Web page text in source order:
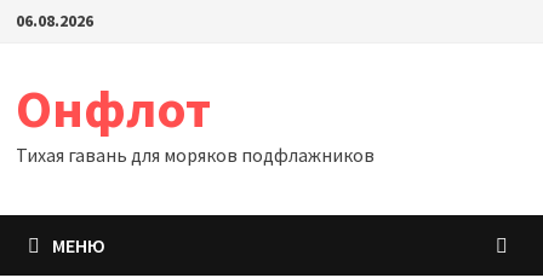
Перейти
06.08.2026
Онфлот
Тихая гавань для моряков подфлажников
МЕНЮ